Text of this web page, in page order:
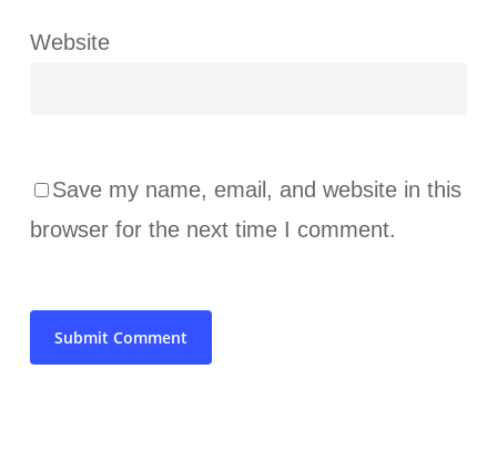
Website
Save my name, email, and website in this
browser for the next time I comment.